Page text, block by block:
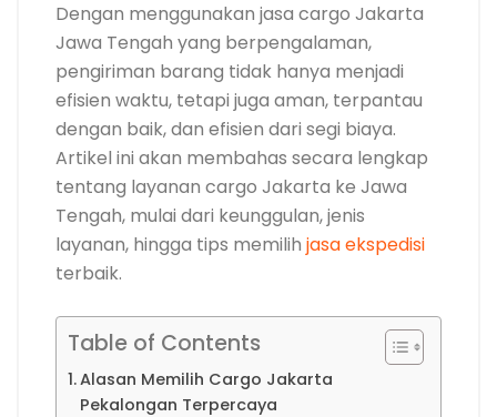
Dengan menggunakan jasa cargo Jakarta
Jawa Tengah yang berpengalaman,
pengiriman barang tidak hanya menjadi
efisien waktu, tetapi juga aman, terpantau
dengan baik, dan efisien dari segi biaya.
Artikel ini akan membahas secara lengkap
tentang layanan cargo Jakarta ke Jawa
Tengah, mulai dari keunggulan, jenis
layanan, hingga tips memilih jasa ekspedisi
terbaik.
Table of Contents
Alasan Memilih Cargo Jakarta
Pekalongan Terpercaya